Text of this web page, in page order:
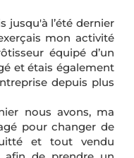
jusqu'à l’été dernier
mon activité
équipé d’un
et étais également
depuis plus
nous avons, ma
pour changer de
et tout vendu